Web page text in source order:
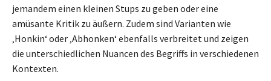
jemandem einen kleinen Stups zu geben oder eine
amüsante Kritik zu äußern. Zudem sind Varianten wie
‚Honkin‘ oder ‚Abhonken‘ ebenfalls verbreitet und zeigen
die unterschiedlichen Nuancen des Begriffs in verschiedenen
Kontexten.